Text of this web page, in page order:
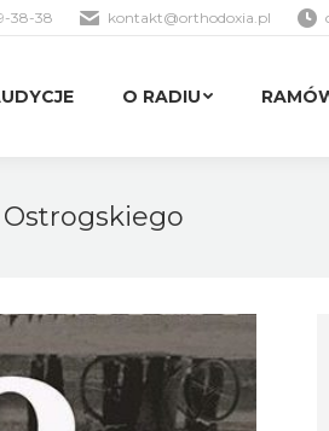
38-38 kontakt@orthodoxia.pl
O RADIU